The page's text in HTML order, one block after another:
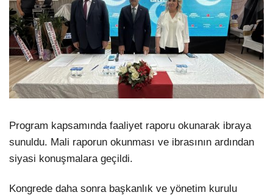
Program kapsamında faaliyet raporu okunarak ibraya
sunuldu. Mali raporun okunması ve ibrasının ardından
siyasi konuşmalara geçildi.
Kongrede daha sonra başkanlık ve yönetim kurulu